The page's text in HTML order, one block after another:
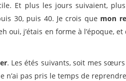
Et plus les jours suivaient,
30, puis 40. Je crois que mon
oui, j’étais en forme à l’époque,
. Les étés suivants, soit mes
n’ai pas pris le temps de